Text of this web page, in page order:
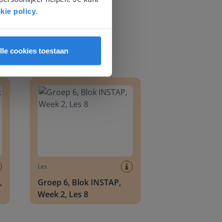
policy.
cookies toestaan
Groep 6, Blok INSTAP, Week 2, Les 8
Les
Groep 6, Blok INSTAP,
Week 2, Les 8